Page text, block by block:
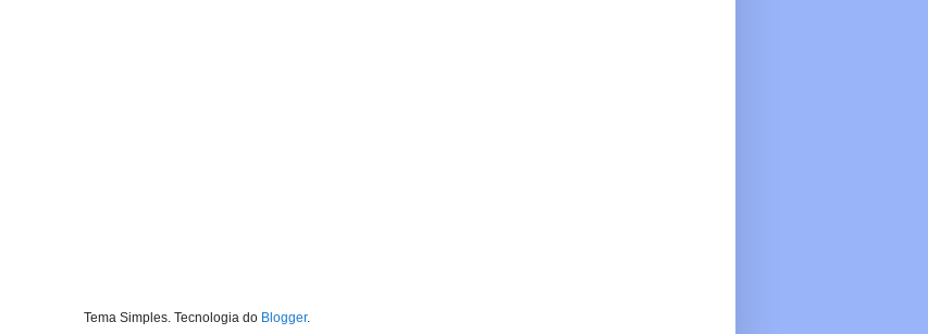
Tema Simples. Tecnologia do Blogger.